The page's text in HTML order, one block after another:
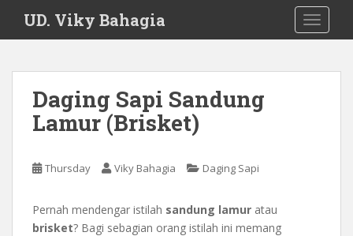
i
UD. Viky Bahagia
Daging Sapi Sandung
Lamur (Brisket)
Thursday Viky Bahagia Daging Sapi
Pernah mendengar istilah sandung lamur atau
brisket? Bagi sebagian orang istilah ini memang